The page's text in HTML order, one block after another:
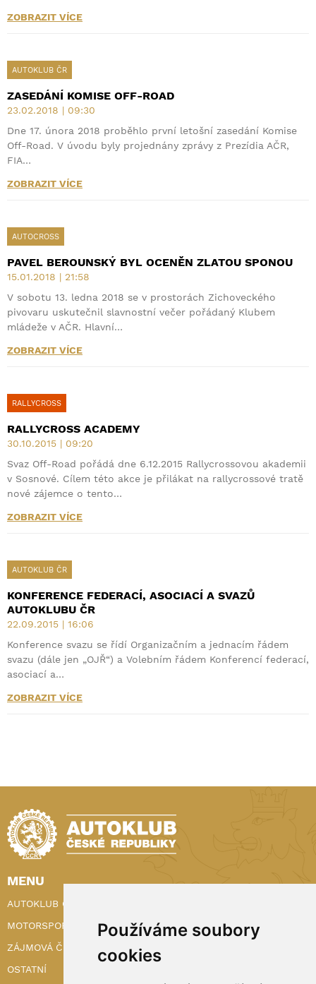
Používáme soubory
cookies
ZOBRAZIT VÍCE
AUTOKLUB ČR
ZASEDÁNÍ KOMISE OFF-ROAD
23.02.2018 | 09:30
Dne 17. února 2018 proběhlo první letošní zasedání Komise
Off-Road. V úvodu byly projednány zprávy z Prezídia AČR,
FIA…
ZOBRAZIT VÍCE
AUTOCROSS
PAVEL BEROUNSKÝ BYL OCENĚN ZLATOU SPONOU
15.01.2018 | 21:58
V sobotu 13. ledna 2018 se v prostorách Zichoveckého
pivovaru uskutečnil slavnostní večer pořádaný Klubem
mládeže v AČR. Hlavní…
ZOBRAZIT VÍCE
RALLYCROSS
RALLYCROSS ACADEMY
30.10.2015 | 09:20
Svaz Off-Road pořádá dne 6.12.2015 Rallycrossovou akademii
v Sosnové. Cílem této akce je přilákat na rallycrossové tratě
nové zájemce o tento…
ZOBRAZIT VÍCE
AUTOKLUB ČR
KONFERENCE FEDERACÍ, ASOCIACÍ A SVAZŮ
AUTOKLUBU ČR
22.09.2015 | 16:06
Konference svazu se řídí Organizačním a jednacím řádem
svazu (dále jen „OJŘ“) a Volebním řádem Konferencí federací,
asociací a…
ZOBRAZIT VÍCE
MENU
AUTOKLUB ČR
MOTORSPORT
ZÁJMOVÁ ČINNOST
OSTATNÍ